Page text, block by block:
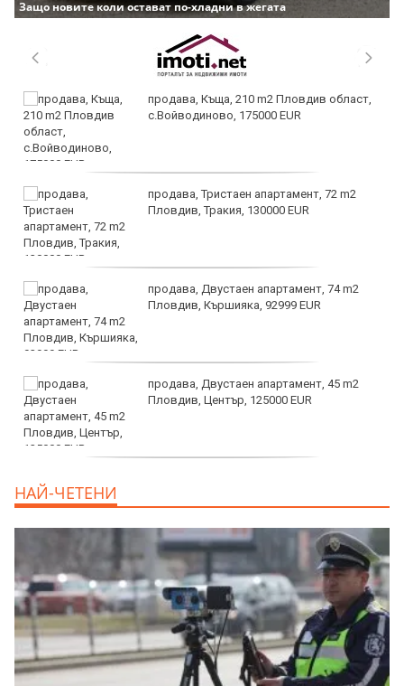
Защо новите коли остават по-хладни в жегата
продава, Къща, 210 m2 Пловдив област,
с.Войводиново, 175000 EUR
продава, Тристаен апартамент, 72 m2
Пловдив, Тракия, 130000 EUR
продава, Двустаен апартамент, 74 m2
Пловдив, Кършияка, 92999 EUR
продава, Двустаен апартамент, 45 m2
Пловдив, Център, 125000 EUR
НАЙ-ЧЕТЕНИ